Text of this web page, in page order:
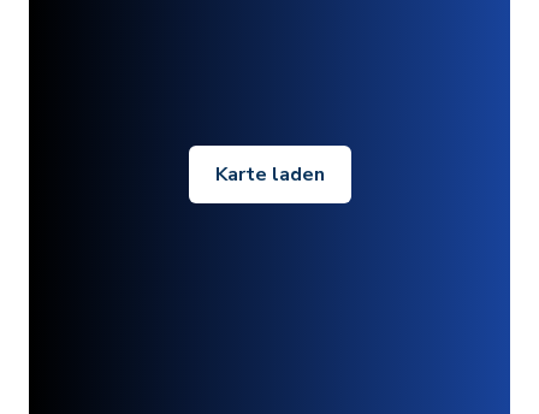
Karte laden